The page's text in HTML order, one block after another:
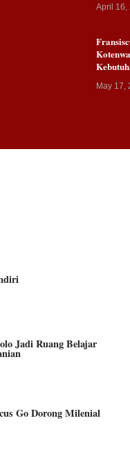
April 16,
May 17,
Jadi Ruang Belajar
Go Dorong Milenial